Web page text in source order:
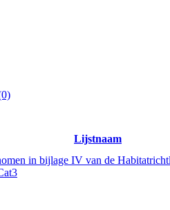
Lijstnaam
in bijlage IV van de